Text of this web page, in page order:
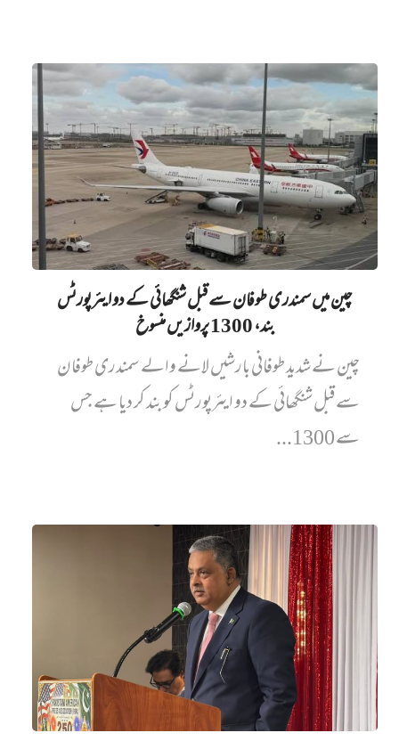
چین میں‌ سمندری طوفان سے قبل شنگھائی کے دو ایئرپورٹس
بند، 1300 پروازیں‌ منسوخ
چین نے شدید طوفانی بارشیں لانے والے سمندری طوفان
سے قبل شنگھائی کے دو ایئرپورٹس کو بند کر دیا ہے جس
سے 1300...